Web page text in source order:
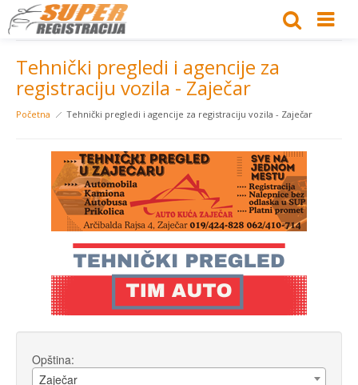
Tehnički pregledi i agencije za
registraciju vozila - Zaječar
Početna Tehnički pregledi i agencije za registraciju vozila - Zaječar
Opština:
Zaječar